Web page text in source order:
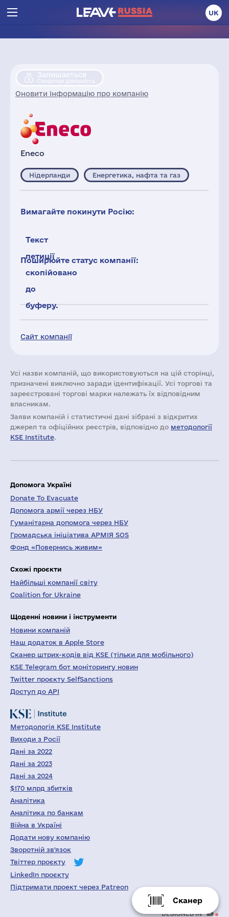
UK
Залишається
Скорочує діяльність
Оновити інформацію про компанію
Eneco
Сайт компанії
Нідерланди Енергетика, нафта та газ
Вимагайте покинути Росію:
Текст
петиції
скопійовано
до
буферу.
Поширюйте статус компанії:
Усі назви компаній, що використовуються на цій сторінці,
призначені виключно заради ідентифікації. Усі торгові та
зареєстровані торгові марки належать їх відповідним
власникам.
Заяви компаній i статистичні дані зібрані з відкритих
джерел та офіційних реєстрів, відповідно до методології
KSE Institute.
Сканер
Допомога Україні
Donate To Evacuate
Допомога армії через НБУ
Гуманітарна допомога через НБУ
Громадська ініціатива АРМІЯ SOS
Фонд «Повернись живим»
Схожі проєкти
Найбільші компанії світу
Coalition for Ukraine
Щоденні новини і інструменти
Новини компаній
Наш додаток в Apple Store
Сканер штрих-кодів від KSE (тільки для мобільного)
KSE Telegram бот моніторингу новин
Twitter проєкту SelfSanctions
Доступ до API
Методологія KSE Institute
Виходи з Росії
Дані за 2022
Дані за 2023
Дані за 2024
$170 млрд збитків
Аналітика
Аналітика по банкам
Війна в Україні
Додати нову компанію
Зворотній зв'язок
Твіттер проєкту
LinkedIn проєкту
Підтримати проект через Patreon